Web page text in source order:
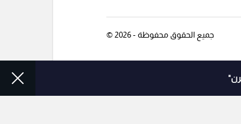
جميع الحقوق محفوظة - 2026 ©